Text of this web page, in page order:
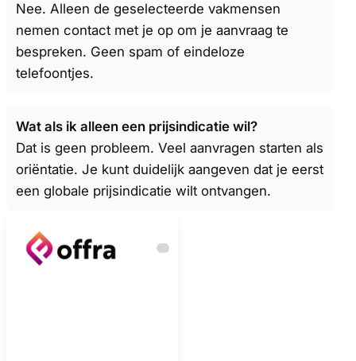
Nee. Alleen de geselecteerde vakmensen
nemen contact met je op om je aanvraag te
bespreken. Geen spam of eindeloze
telefoontjes.
Wat als ik alleen een prijsindicatie wil?
Dat is geen probleem. Veel aanvragen starten als
oriëntatie. Je kunt duidelijk aangeven dat je eerst
een globale prijsindicatie wilt ontvangen.